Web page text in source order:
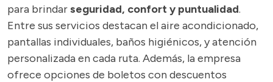
para brindarseguridad, confort y puntualidad.
Entre sus servicios destacan el aire acondicionado,
pantallas individuales, baños higiénicos, y atención
personalizada en cada ruta. Además, la empresa
ofrece opciones de boletos con descuentos